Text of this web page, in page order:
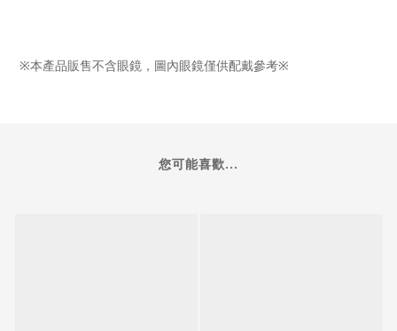
※本產品販售不含眼鏡，圖內眼鏡僅供配戴參考※
您可能喜歡...